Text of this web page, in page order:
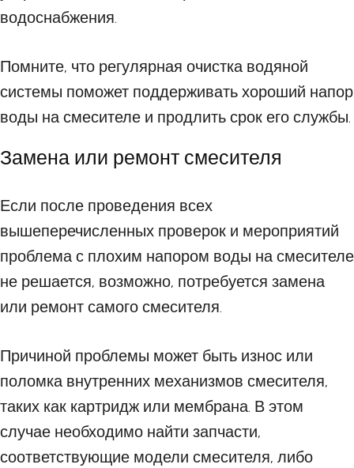
водоснабжения.
Помните, что регулярная очистка водяной
системы поможет поддерживать хороший напор
воды на смесителе и продлить срок его службы.
Замена или ремонт смесителя
Если после проведения всех
вышеперечисленных проверок и мероприятий
проблема с плохим напором воды на смесителе
не решается, возможно, потребуется замена
или ремонт самого смесителя.
Причиной проблемы может быть износ или
поломка внутренних механизмов смесителя,
таких как картридж или мембрана. В этом
случае необходимо найти запчасти,
соответствующие модели смесителя, либо